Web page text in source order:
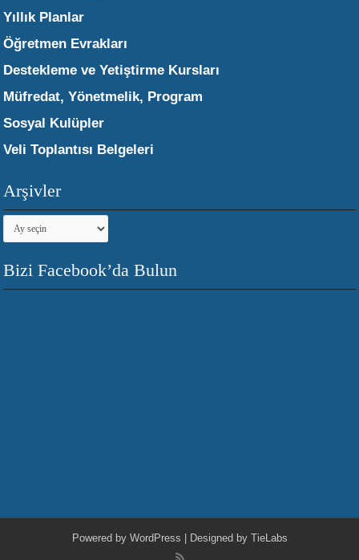
Yıllık Planlar
Öğretmen Evrakları
Destekleme ve Yetiştirme Kursları
Müfredat, Yönetmelik, Program
Sosyal Kulüpler
Veli Toplantısı Belgeleri
Arşivler
Arşivler
Bizi Facebook’da Bulun
Powered by WordPress | Designed by TieLabs